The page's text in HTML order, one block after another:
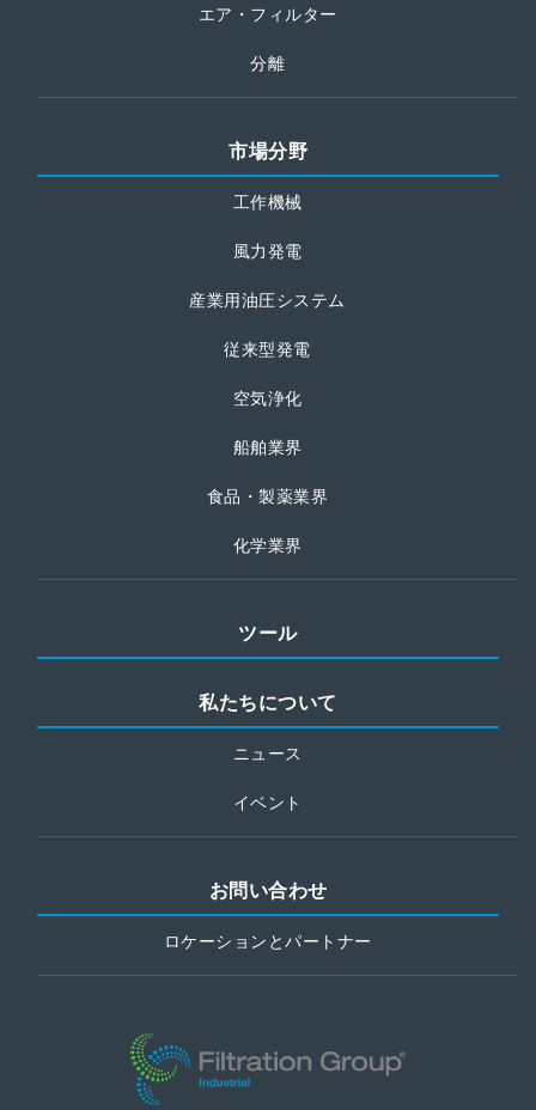
エア・フィルター
分離
市場分野
工作機械
風力発電
産業用油圧システム
従来型発電
空気浄化
船舶業界
食品・製薬業界
化学業界
ツール
私たちについて
ニュース
イベント
お問い合わせ
ロケーションとパートナー